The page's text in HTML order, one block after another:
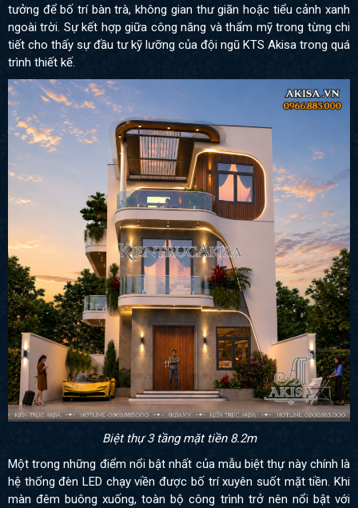
tưởng để bố trí bàn trà, không gian thư giãn hoặc tiểu cảnh xanh
ngoài trời. Sự kết hợp giữa công năng và thẩm mỹ trong từng chi
tiết cho thấy sự đầu tư kỹ lưỡng của đội ngũ KTS Akisa trong quá
trình thiết kế.
Biệt thự 3 tầng mặt tiền 8.2m
Một trong những điểm nổi bật nhất của mẫu biệt thự này chính là
hệ thống đèn LED chạy viền được bố trí xuyên suốt mặt tiền. Khi
màn đêm buông xuống, toàn bộ công trình trở nên nổi bật với